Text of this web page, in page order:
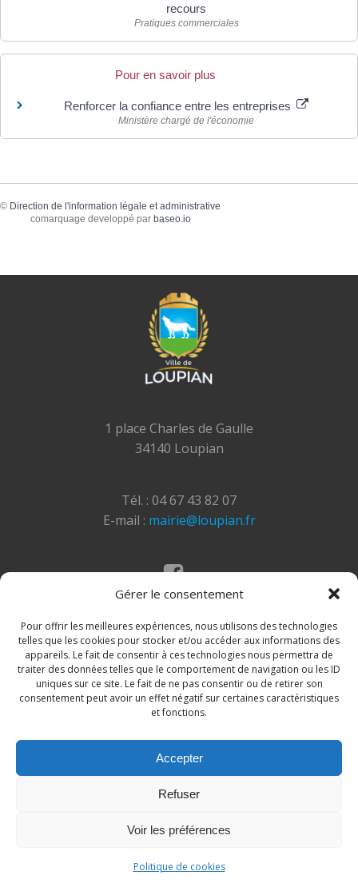
Gérer le consentement
Pour offrir les meilleures expériences, nous utilisons des technologies
telles que les cookies pour stocker et/ou accéder aux informations des
appareils. Le fait de consentir à ces technologies nous permettra de
traiter des données telles que le comportement de navigation ou les ID
uniques sur ce site. Le fait de ne pas consentir ou de retirer son
consentement peut avoir un effet négatif sur certaines caractéristiques
et fonctions.
Accepter
Refuser
Voir les préférences
Politique de cookies
recours
Pratiques commerciales
Pour en savoir plus
Renforcer la confiance entre les entreprises
Ministère chargé de l'économie
© Direction de l'information légale et administrative
comarquage developpé par baseo.io
1 place Charles de Gaulle
34140 Loupian
Tél. : 04 67 43 82 07
E-mail : mairie@loupian.fr
© 2026 Site de la commune de Loupian. Un service
proposé parComm'un Site